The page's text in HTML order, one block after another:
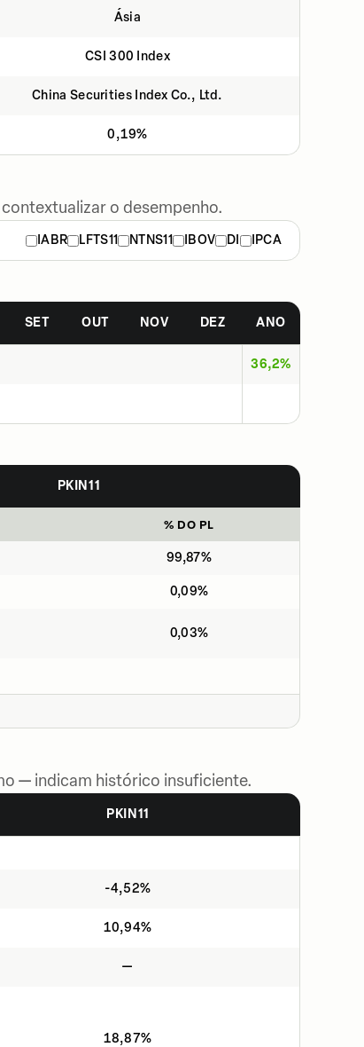
Ásia
CSI 300 Index
China Securities Index Co., Ltd.
0,19%
o desempenho.
IABR LFTS11 NTNS11 IBOV DI
IPCA
SET OUT NOV DEZ ANO
36,2%
PKIN11
% DO PL
99,87%
0,09%
0,03%
— indicam histórico insuficiente.
PKIN11
-4,52%
10,94%
—
18,87%